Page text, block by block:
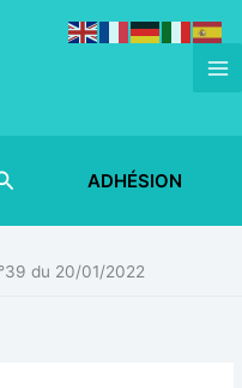
ADHÉSION
du 20/01/2022